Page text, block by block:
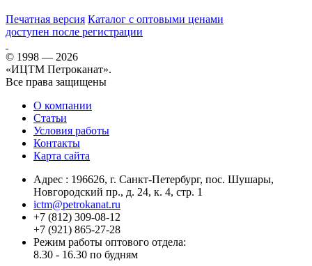
Печатная версия Каталог с оптовыми ценами
доступен после регистрации
© 1998 — 2026
«ИЦТМ Петроканат».
Все права защищены
О компании
Статьи
Условия работы
Контакты
Карта сайта
Адрес : 196626, г. Санкт-Петербург, пос. Шушары,
Новгородский пр., д. 24, к. 4, стр. 1
ictm@petrokanat.ru
+7 (812) 309-08-12
+7 (921) 865-27-28
Режим работы оптового отдела:
8.30 - 16.30 по будням